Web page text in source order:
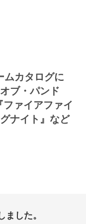
カタログに
ブ・パンド
ァイアファイ
ナイト』など
した。